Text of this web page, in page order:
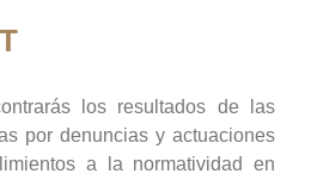
los resultados de las
por denuncias y actuaciones
a la normatividad en